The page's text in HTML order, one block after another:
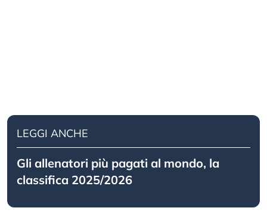
LEGGI ANCHE
Gli allenatori più pagati al mondo, la
classifica 2025/2026